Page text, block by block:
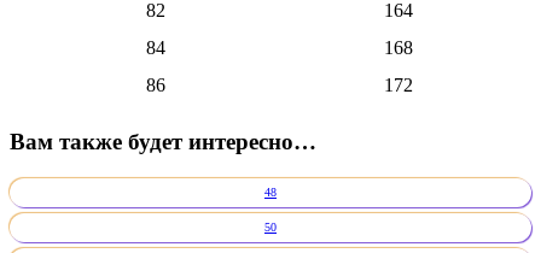
82
164
84
168
86
172
Вам также будет интересно…
48
50